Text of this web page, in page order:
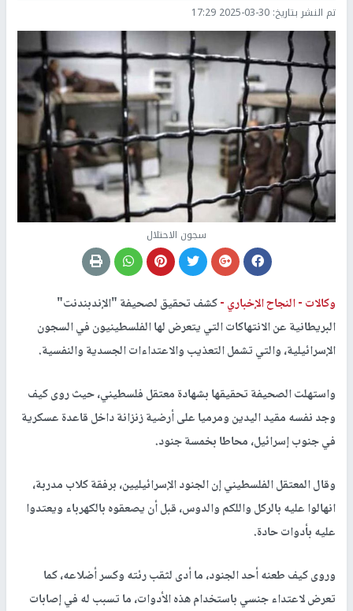
تم النشر بتاريخ: 2025-03-30 17:29
سجون الاحتلال
وكالات -النجاح الإخباري -كشف تحقيق لصحيفة "الإندبندنت"
البريطانية عن الانتهاكات التي يتعرض لها الفلسطينيون في السجون
الإسرائيلية، والتي تشمل التعذيب والاعتداءات الجسدية والنفسية.
واستهلت الصحيفة تحقيقها بشهادة معتقل فلسطيني، حيث روى كيف
وجد نفسه مقيد اليدين ومرميا على أرضية زنزانة داخل قاعدة عسكرية
في جنوب إسرائيل، محاطا بخمسة جنود.
وقال المعتقل الفلسطيني إن الجنود الإسرائيليين، برفقة كلاب مدربة،
انهالوا عليه بالركل واللكم والدوس، قبل أن يصعقوه بالكهرباء ويعتدوا
عليه بأدوات حادة.
وروى كيف طعنه أحد الجنود، ما أدى لثقب رئته وكسر أضلاعه، كما
تعرض لاعتداء جنسي باستخدام هذه الأدوات، ما تسبب له في إصابات